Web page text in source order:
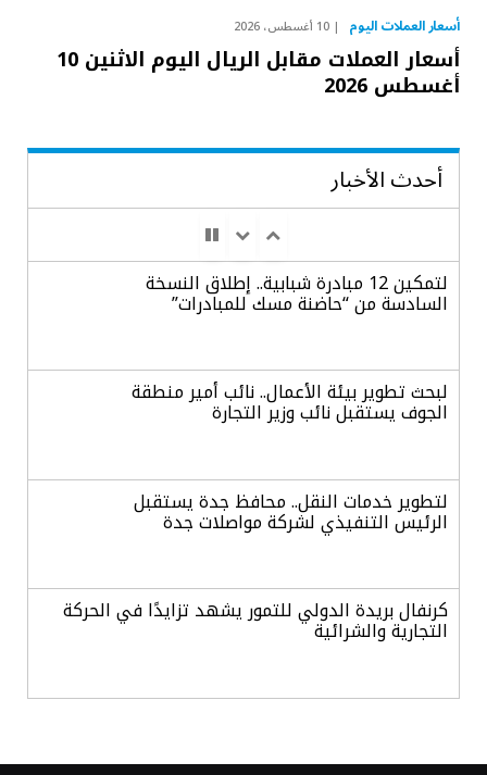
أسعار العملات اليوم 10 أغسطس، 2026
أسعار العملات مقابل الريال اليوم الاثنين 10
أغسطس 2026
أحدث الأخبار
لتمكين 12 مبادرة شبابية.. إطلاق النسخة
السادسة من “حاضنة مسك للمبادرات”
لبحث تطوير بيئة الأعمال.. نائب أمير منطقة
الجوف يستقبل نائب وزير التجارة
لتطوير خدمات النقل.. محافظ جدة يستقبل
الرئيس التنفيذي لشركة مواصلات جدة
كرنفال بريدة الدولي للتمور يشهد تزايدًا في الحركة
التجارية والشرائية